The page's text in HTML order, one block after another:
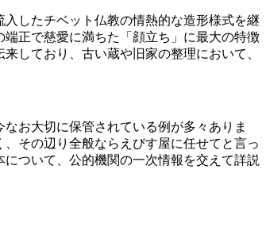
したチベット仏教の情熱的な造形様式を継
正で慈愛に満ちた「顔立ち」に最大の特徴
しており、古い蔵や旧家の整理において、
お大切に保管されている例が多々ありま
その辺り全般ならえびす屋に任せてと言っ
ついて、公的機関の一次情報を交えて詳説